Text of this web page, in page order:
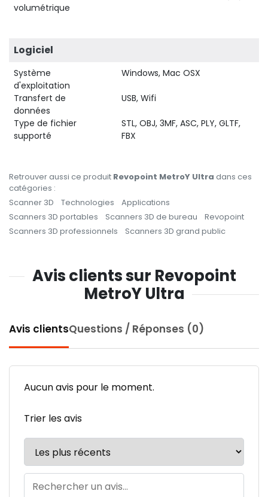
volumétrique
Logiciel
Système
d'exploitation
Windows, Mac OSX
Transfert de
données
USB, Wifi
Type de fichier
supporté
STL, OBJ, 3MF, ASC, PLY, GLTF,
FBX
Retrouver aussi ce produit Revopoint MetroY Ultra dans ces
catégories :
Scanner 3D
Technologies
Applications
Scanners 3D portables
Scanners 3D de bureau
Revopoint
Scanners 3D professionnels
Scanners 3D grand public
Avis clients sur Revopoint
MetroY Ultra
Avis clientsQuestions / Réponses (0)
Aucun avis pour le moment.
Trier les avis